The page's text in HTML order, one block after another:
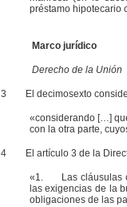
préstamo hipotecario
Marco jurídico
Derecho de la Unión
3 El decimosexto
«considerando […]
con la otra parte,
4El artículo 3 de la
«1. Las cláusulas
las exigencias de la
obligaciones de las